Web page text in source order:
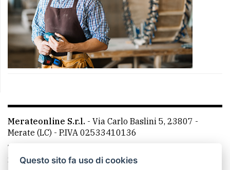
Merateonline S.r.l. - Via Carlo Baslini 5, 23807 -
Merate (LC) - P.IVA 02533410136
Telefono:
mail: redazione@merateonline.it
Questo sito fa uso di cookies